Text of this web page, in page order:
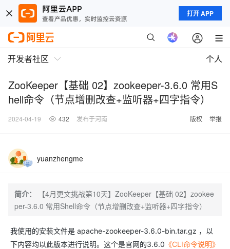
打开 APP
开发者社区 个人
ZooKeeper【基础 02】zookeeper-3.6.0 常用S
hell命令（节点增删改查+监听器+四字指令）
2024-04-19 432 发布于河南 版权 举报
yuanzhengme
简介：
【4月更文挑战第10天】ZooKeeper【基础 02】zookee
per-3.6.0 常用Shell命令（节点增删改查+监听器+四字指令）
我使用的安装文件是 apache-zookeeper-3.6.0-bin.tar.gz ，以
下内容均以此版本进行说明。这个是官网的3.6.0 《CLI命令说明》